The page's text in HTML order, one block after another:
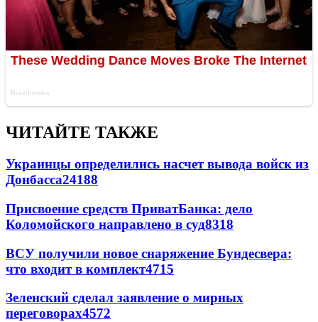
ЧИТАЙТЕ ТАКЖЕ
Украинцы определились насчет вывода войск из
Донбасса24188
Присвоение средств ПриватБанка: дело
Коломойского направлено в суд8318
ВСУ получили новое снаряжение Бундесвера:
что входит в комплект4715
Зеленский сделал заявление о мирных
переговорах4572